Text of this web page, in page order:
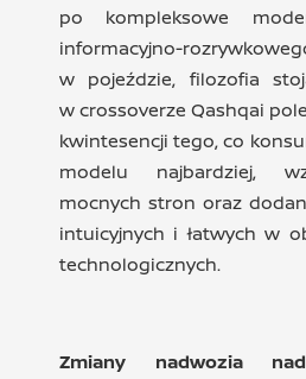
po kompleksowe
informacyjno-
w pojeździe, filozofia
w crossoverze Qashqai
kwintesencji tego, co
modelu najbardziej,
mocnych stron oraz
intuicyjnych i łatwych w
technologicznych.
Zmiany nadwozia